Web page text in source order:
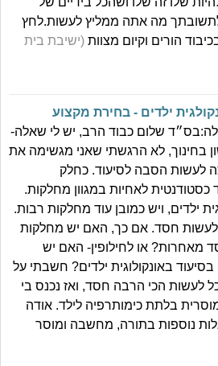
מה אתה ממליץ לעשות.לחץ
הורים וקיום מצוות (ישיבת בית
ילדים - בחירת מקצוע
שלום כבוד הרב, יש לי שאלה-
ראשון בחינוך, לא הרגשתי שאני מגשימה את
לעשות הסבה לסיעוד. כחלק
כסטודנטית לאחיות במגוון מחלקות.
ילדים, ויש כמובן עוד מחלקות רבות.
חסד. אם כך, האם יש מחלקות
מאחרות? או לחילופין- האם יש
באונקולוגית ילדים? חשבתי על
לעשות הכי הרבה חסד, ואז נכנס בי
בלתת כימותרפיה לילד. אודה
נוספות בתורה, מחשבה ומוסר